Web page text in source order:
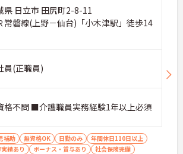
県 日立市 田尻町2-8-11
常磐線(上野－仙台)「小木津駅」徒歩14
員(正職員)
■資格不問 ■介護職員実務経験1年以上必須
補助 無資格OK 日勤のみ
年間休日110日以上
績あり
ボーナス・賞与あり
社会保険完備